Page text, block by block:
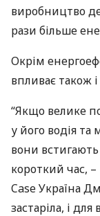
виробництво
рази більше
Окрім
впливає також
“Якщо велике
у його водія та
вони
короткий час,
Case Україна
застаріла, і